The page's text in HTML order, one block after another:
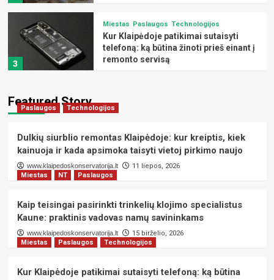
3
Miestas Paslaugos Technologijos
Kur Klaipėdoje patikimai sutaisyti
telefoną: ką būtina žinoti prieš einant į
remonto servisą
TOP atostogų kryptys iš Lietuvos –
Paslaugos Technologijos
Kodėl spausdintuvų remontas
Klaipėdoje apsimoka labiau nei naujo
nustebins
Dulkių siurblio remontas Klaipėdoje:
kur kreiptis, kiek kainuoja ir kada
Featured Story
Paslaugos Technologijos
Dulkių siurblio remontas Klaipėdoje: kur kreiptis, kiek
kainuoja ir kada apsimoka taisyti vietoj pirkimo naujo
www.klaipedoskonservatorija.lt
11 liepos, 2026
Miestas
NT Paslaugos
Kaip teisingai pasirinkti trinkelių klojimo specialistus
Kaune: praktinis vadovas namų savininkams
www.klaipedoskonservatorija.lt
15 birželio, 2026
Miestas
Paslaugos Technologijos
Kur Klaipėdoje patikimai sutaisyti telefoną: ką būtina